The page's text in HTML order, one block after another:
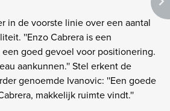
in de voorste linie over een aantal
''Enzo Cabrera is een
goed gevoel voor positionering.
aankunnen.'' Stel erkent de
genoemde Ivanovic: ''Een goede
makkelijk ruimte vindt.''